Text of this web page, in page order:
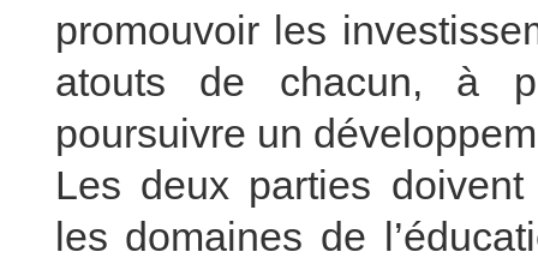
promouvoir les
atouts de chacun, à
poursuivre un
Les deux parties
les domaines de